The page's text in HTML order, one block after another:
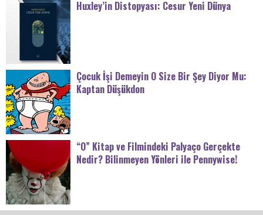
Huxley’in Distopyası: Cesur Yeni Dünya
Çocuk İşi Demeyin O Size Bir Şey Diyor Mu:
Kaptan Düşükdon
“O” Kitap ve Filmindeki Palyaço Gerçekte
Nedir? Bilinmeyen Yönleri ile Pennywise!